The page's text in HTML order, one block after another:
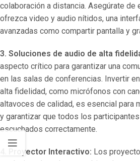
colaboración a distancia. Asegúrate de
ofrezca video y audio nítidos, una
avanzadas como compartir pantalla y
3. Soluciones de audio de alta
aspecto crítico para garantizar una
en las salas de conferencias. Invertir
alta fidelidad, como micrófonos con
altavoces de calidad, es esencial para
y garantizar que todos los
escuchados correctamente.
4. Proyector Interactivo: Los